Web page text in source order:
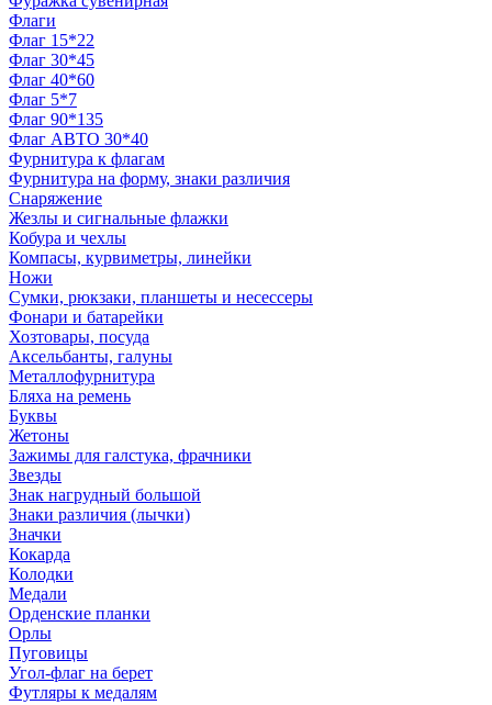
Флаги
Флаг 15*22
Флаг 30*45
Флаг 40*60
Флаг 5*7
Флаг 90*135
Флаг АВТО 30*40
Фурнитура к флагам
Фурнитура на форму, знаки различия
Снаряжение
Жезлы и сигнальные флажки
Кобура и чехлы
Компасы, курвиметры, линейки
Ножи
Сумки, рюкзаки, планшеты и несессеры
Фонари и батарейки
Хозтовары, посуда
Аксельбанты, галуны
Металлофурнитура
Бляха на ремень
Буквы
Жетоны
Зажимы для галстука, фрачники
Звезды
Знак нагрудный большой
Знаки различия (лычки)
Значки
Кокарда
Колодки
Медали
Орденские планки
Орлы
Пуговицы
Угол-флаг на берет
Футляры к медалям